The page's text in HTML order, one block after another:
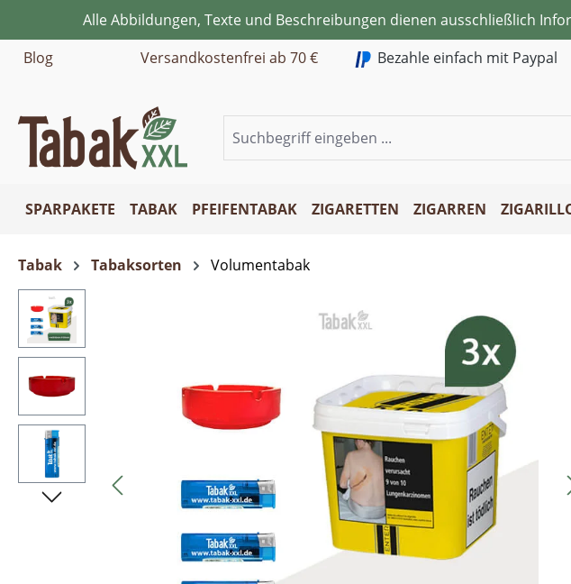
Hauptinhalt springen
Zur Suche springen
Zur Hauptnavigation springen
Alle Abbildungen, Texte und Beschreibungen dienen ausschließlich
Blog
Versandkostenfrei ab 70 € Bezahle einfach mit Paypal
SPARPAKETE TABAK PFEIFENTABAK ZIGARETTEN ZIGARREN
Tabak Tabaksorten Volumentabak